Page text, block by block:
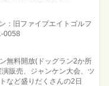
：旧ファイブエイトゴルフ
0058
無料開放(ドッグラン2か所
販売、ジャンケン大会、ツ
など盛りだくさんの2日